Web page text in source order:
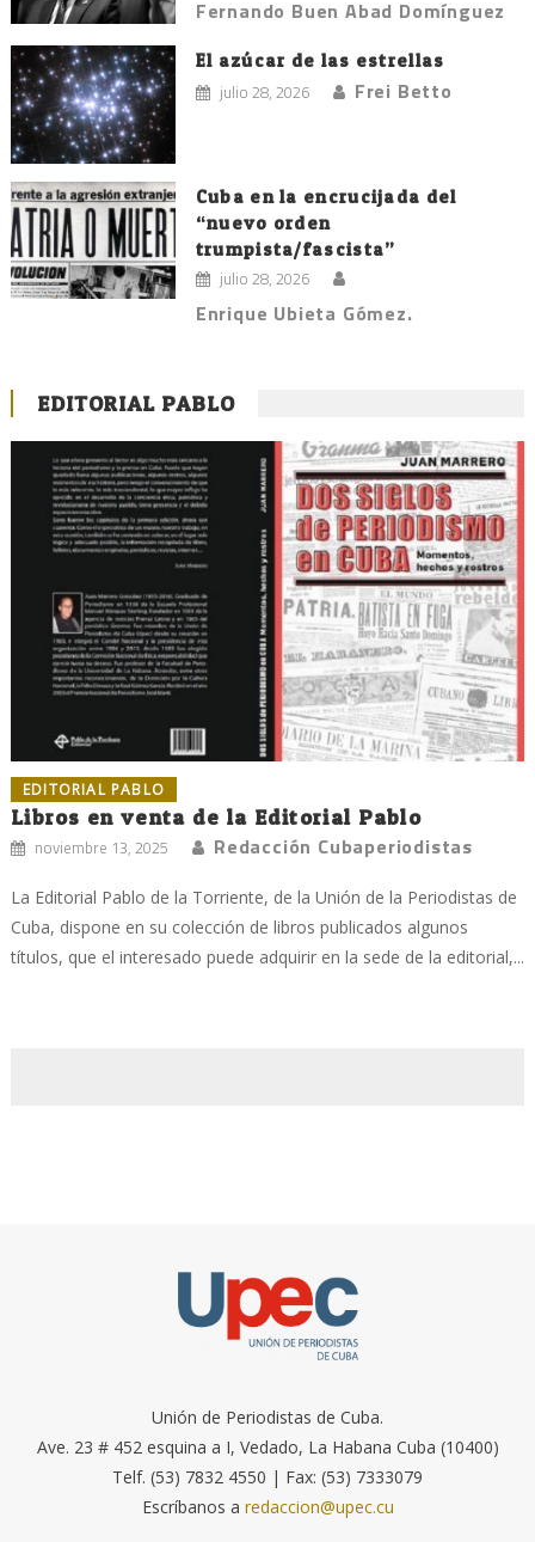
Fernando Buen Abad Domínguez
El azúcar de las estrellas
julio 28, 2026 Frei Betto
Cuba en la encrucijada del
“nuevo orden
trumpista/fascista”
julio 28, 2026
Enrique Ubieta Gómez.
EDITORIAL PABLO
EDITORIAL PABLO
Libros en venta de la Editorial Pablo
noviembre 13, 2025 Redacción Cubaperiodistas
La Editorial Pablo de la Torriente, de la Unión de la Periodistas de
Cuba, dispone en su colección de libros publicados algunos
títulos, que el interesado puede adquirir en la sede de la editorial,...
Unión de Periodistas de Cuba.
Ave. 23 # 452 esquina a I, Vedado, La Habana Cuba (10400)
Telf. (53) 7832 4550 | Fax: (53) 7333079
Escríbanos a redaccion@upec.cu